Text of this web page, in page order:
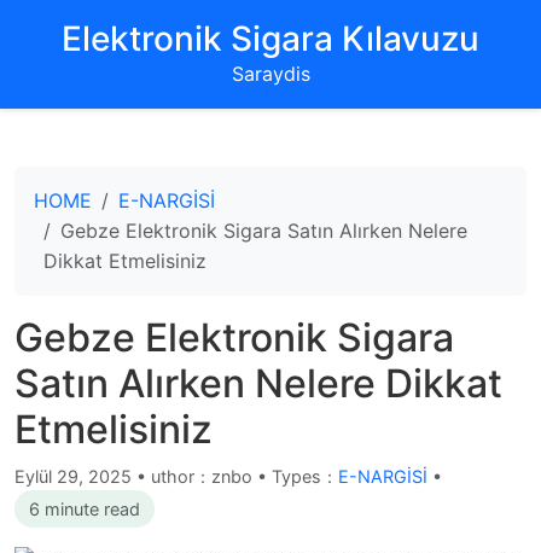
‌Elektronik Sigara Kılavuzu‌
Saraydis
HOME
E-NARGİSİ
Gebze Elektronik Sigara Satın Alırken Nelere
Dikkat Etmelisiniz
Gebze Elektronik Sigara
Satın Alırken Nelere Dikkat
Etmelisiniz
Eylül 29, 2025 • uthor：znbo • Types： E-NARGİSİ •
6 minute read